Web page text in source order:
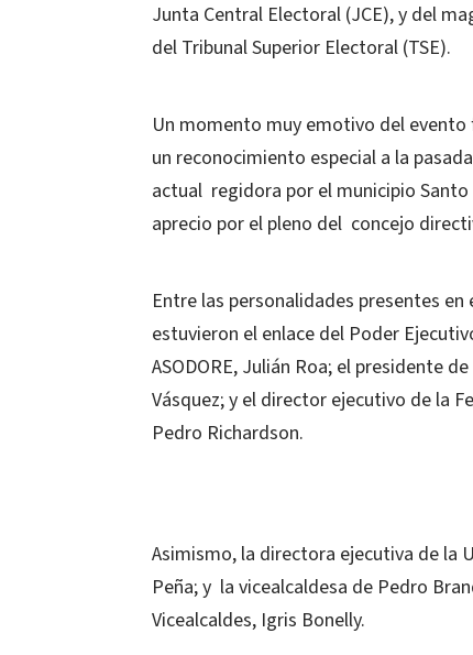
Junta Central Electoral (JCE), y del
del Tribunal Superior Electoral (TSE).
Un momento muy emotivo del evento
un reconocimiento especial a la
actual regidora por el municipio
aprecio por el pleno del concejo
Entre las personalidades presentes
estuvieron el enlace del Poder
ASODORE, Julián Roa; el presidente
Vásquez; y el director ejecutivo de la
Pedro Richardson.
Asimismo, la directora ejecutiva de la
Peña; y la vicealcaldesa de Pedro
Vicealcaldes, Igris Bonelly.